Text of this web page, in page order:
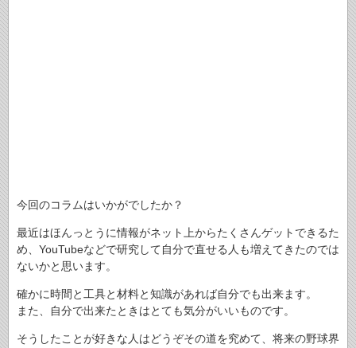
今回のコラムはいかがでしたか？
最近はほんっとうに情報がネット上からたくさんゲットできるた
め、YouTubeなどで研究して自分で直せる人も増えてきたのでは
ないかと思います。
確かに時間と工具と材料と知識があれば自分でも出来ます。
また、自分で出来たときはとても気分がいいものです。
そうしたことが好きな人はどうぞその道を究めて、将来の野球界